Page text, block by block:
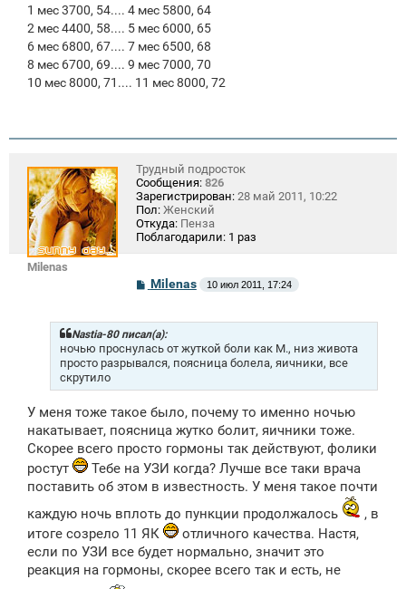
1 мес 3700, 54.... 4 мес 5800, 64
2 мес 4400, 58.... 5 мес 6000, 65
6 мес 6800, 67.... 7 мес 6500, 68
8 мес 6700, 69.... 9 мес 7000, 70
10 мес 8000, 71.... 11 мес 8000, 72
Milenas
Трудный подросток
Сообщения: 826
Зарегистрирован: 28 май 2011, 10:22
Пол: Женский
Откуда: Пенза
Поблагодарили: 1 раз
С
о
б
щ
е
н
и
Milenas 10 июл 2011, 17:24
Nastia-80 писал(а):
ночью проснулась от жуткой боли как М., низ живота
просто разрывался, поясница болела, яичники, все
скрутило
У меня тоже такое было, почему то именно ночью
накатывает, поясница жутко болит, яичники тоже.
Скорее всего просто гормоны так действуют, фолики
ростут
Тебе на УЗИ когда? Лучше все таки врача
поставить об этом в известность. У меня такое почти
каждую ночь вплоть до пункции продолжалось
, в
итоге созрело 11 ЯК
отличного качества. Настя,
если по УЗИ все будет нормально, значит это
реакция на гормоны, скорее всего так и есть, не